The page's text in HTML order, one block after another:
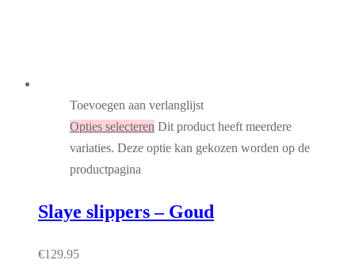
Toevoegen aan verlanglijst
Opties selecteren Dit product heeft meerdere
variaties. Deze optie kan gekozen worden op de
productpagina
Slaye slippers – Goud
€129.95